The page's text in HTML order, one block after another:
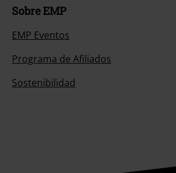
Sobre EMP
EMP Eventos
Programa de Afiliados
Sostenibilidad